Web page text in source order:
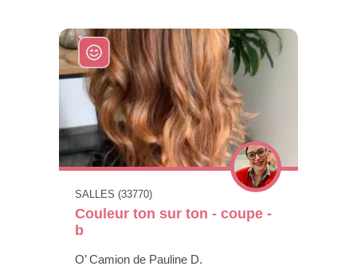
SALLES (33770)
Couleur ton sur ton - coupe -
b
O’ Camion de Pauline D.